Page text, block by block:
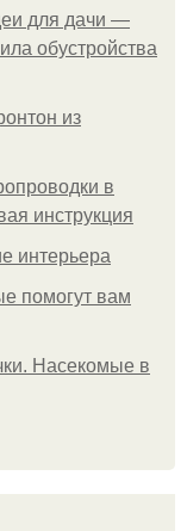
для дачи —
обустройства
из
в
инструкция
интерьера
помогут вам
Насекомые в